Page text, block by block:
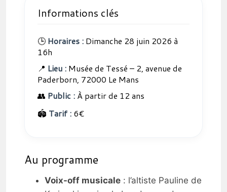
Informations clés
🕒 Horaires : Dimanche 28 juin 2026 à
16h
📍 Lieu : Musée de Tessé – 2, avenue de
Paderborn, 72000 Le Mans
👥 Public : À partir de 12 ans
🏟️ Tarif : 6€
Au programme
Voix-off musicale : l’altiste Pauline de